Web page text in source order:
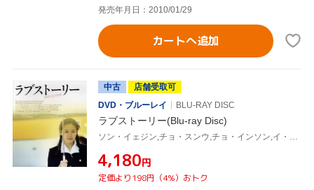
発売年月日：2010/01/29
カートへ追加
中古
店舗受取可
DVD・ブルーレイ
BLU-RAY DISC
ラブストーリー(Blu-ray Disc)
¥4,180円
定価より198円（4%）おトク